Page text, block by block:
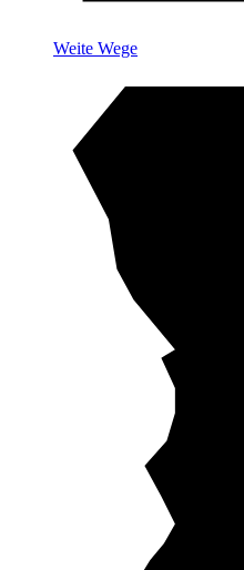
Weite Wege